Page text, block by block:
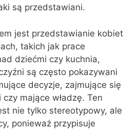
są przedstawiani.
jest przedstawianie kobiet
takich jak prace
dziećmi czy kuchnia,
są często pokazywani
decyzje, zajmujące się
czy mające władzę. Ten
nie tylko stereotypowy, ale
ponieważ przypisuje